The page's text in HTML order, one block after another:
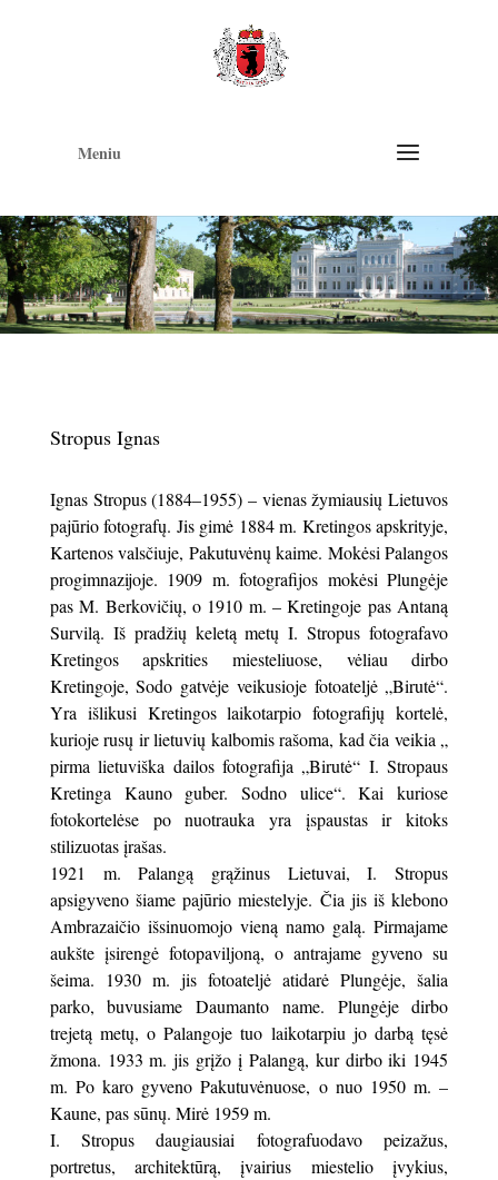
Meniu
Stropus Ignas
Ignas Stropus (1884–1955) – vienas žymiausių Lietuvos
pajūrio fotografų. Jis gimė 1884 m. Kretingos apskrityje,
Kartenos valsčiuje, Pakutuvėnų kaime. Mokėsi Palangos
progimnazijoje. 1909 m. fotografijos mokėsi Plungėje
pas M. Berkovičių, o 1910 m. – Kretingoje pas Antaną
Survilą. Iš pradžių keletą metų I. Stropus fotografavo
Kretingos apskrities miesteliuose, vėliau dirbo
Kretingoje, Sodo gatvėje veikusioje fotoateljė „Birutė“.
Yra išlikusi Kretingos laikotarpio fotografijų kortelė,
kurioje rusų ir lietuvių kalbomis rašoma, kad čia veikia „
pirma lietuviška dailos fotografija „Birutė“ I. Stropaus
Kretinga Kauno guber. Sodno ulice“. Kai kuriose
fotokortelėse po nuotrauka yra įspaustas ir kitoks
stilizuotas įrašas.
1921 m. Palangą grąžinus Lietuvai, I. Stropus
apsigyveno šiame pajūrio miestelyje. Čia jis iš klebono
Ambrazaičio išsinuomojo vieną namo galą. Pirmajame
aukšte įsirengė fotopaviljoną, o antrajame gyveno su
šeima. 1930 m. jis fotoateljė atidarė Plungėje, šalia
parko, buvusiame Daumanto name. Plungėje dirbo
trejetą metų, o Palangoje tuo laikotarpiu jo darbą tęsė
žmona. 1933 m. jis grįžo į Palangą, kur dirbo iki 1945
m. Po karo gyveno Pakutuvėnuose, o nuo 1950 m. –
Kaune, pas sūnų. Mirė 1959 m.
I. Stropus daugiausiai fotografuodavo peizažus,
portretus, architektūrą, įvairius miestelio įvykius,